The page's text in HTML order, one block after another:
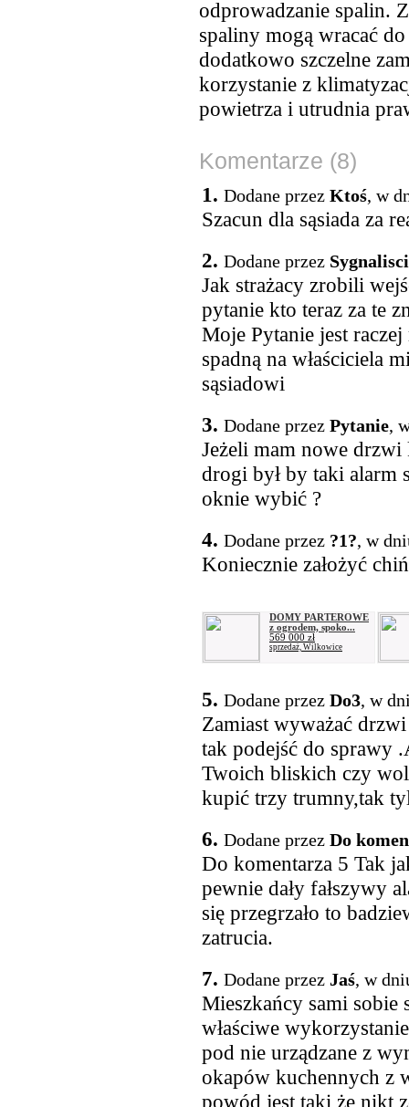
odprowadzanie spalin.
spaliny mogą wracać
dodatkowo szczelne
korzystanie z
powietrza i utrudnia
Komentarze (8)
1. Dodane przez Ktoś, w
Szacun dla sąsiada za
2. Dodane przez Sygnalisci
Jak strażacy zrobili
pytanie kto teraz za te
Moje Pytanie jest
spadną na właściciela
sąsiadowi
3. Dodane przez Pytanie,
Jeżeli mam nowe
drogi był by taki alarm
oknie wybić ?
4. Dodane przez ?1?, w
Koniecznie założyć
DOMY PARTEROWE
z ogrodem, spoko...
569 000 zł
sprzedaż, Wilkowice
5. Dodane przez Do3, w
Zamiast wyważać
tak podejść do sprawy
Twoich bliskich czy
kupić trzy trumny,tak
6. Dodane przez Do
Do komentarza 5 Tak
pewnie dały fałszywy
się przegrzało to
zatrucia.
7. Dodane przez Jaś, w
Mieszkańcy sami sobie
właściwe
pod nie urządzane z
okapów kuchennych z
powód jest taki że nikt